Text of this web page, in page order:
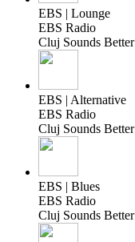
EBS | Lounge
EBS Radio
Cluj Sounds Better
EBS | Alternative
EBS Radio
Cluj Sounds Better
EBS | Blues
EBS Radio
Cluj Sounds Better